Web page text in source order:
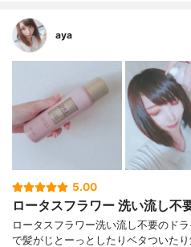
aya
5.00
ロータスフラワー 洗い流し不
ロータスフラワー洗い流し不要のド
で髪がじとーっとしたりベタついた